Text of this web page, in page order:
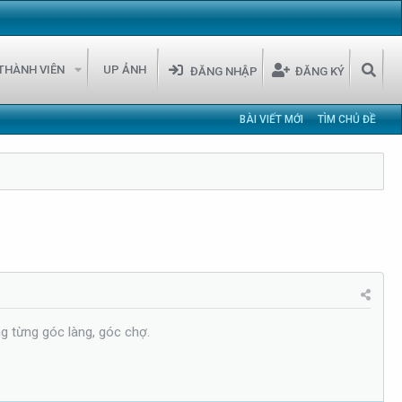
VIÊN UP ẢNH ĐĂNG NHẬP ĐĂNG KÝ
BÀI VIẾT MỚI TÌM CHỦ ĐỀ
từng góc làng, góc chợ.